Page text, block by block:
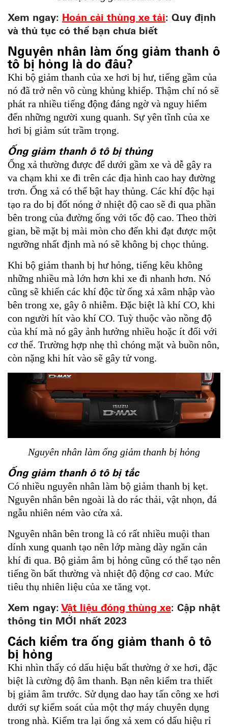
Xem ngay: Hoán cải thùng xe tải: Quy định
và thủ tục có thể bạn chưa biết
Nguyên nhân làm ống giảm thanh ô
tô bị hỏng là do đâu?
Khi bộ giảm thanh của xe hơi bị hư, tiếng gầm của
nó đã trở nên vô cùng khủng khiếp. Thậm chí nó sẽ
phát ra nhiều tiếng động đáng ngờ và nguy hiểm
đến những người xung quanh. Sự yên tĩnh của xe
hơi bị giảm sút trầm trọng.
Ống giảm thanh ô tô bị thủng
Ống xả thường được để dưới gầm xe và dễ gây ra
va chạm khi xe đi trên các địa hình cao hay đường
trơn. Ống xả có thể bật hay thủng. Các khí độc hại
tạo ra do bị đốt nóng ở nhiệt độ cao sẽ đi qua phần
bên trong của đường ống với tốc độ cao. Theo thời
gian, bề mặt bị mài mòn cho đến khi đạt được một
ngưỡng nhất định mà nó sẽ không bị chọc thủng.
Khi bộ giảm thanh bị hư hỏng, tiếng kêu không
những nhiều mà lớn hơn khi xe đi nhanh hơn. Nó
cũng sẽ khiến các khí độc từ ống xả xâm nhập vào
bên trong xe, gây ô nhiễm. Đặc biệt là khí CO, khi
con người hít vào khí CO. Tuỳ thuộc vào nồng độ
của khí mà nó gây ảnh hưởng nhiều hoặc ít đối với
cơ thể. Trường hợp nhẹ thì chóng mặt và buồn nôn,
còn nặng khi hít vào sẽ gây tử vong.
Nguyên nhân làm ống giảm thanh bị hỏng
Ống giảm thanh ô tô bị tắc
Có nhiều nguyên nhân làm bộ giảm thanh bị kẹt.
Nguyên nhân bên ngoài là do rác thải, vật nhọn, đá
ngẫu nhiên ném vào cửa xả.
Nguyên nhân bên trong là có rất nhiều muội than
dính xung quanh tạo nên lớp màng dày ngăn cản
khí đi qua. Bộ giảm âm bị hỏng cũng có thể tạo nên
tiếng ồn bất thường và nhiệt độ động cơ cao. Mức
tiêu thụ nhiên liệu của xe tăng vọt.
Xem ngay: Vật liệu đóng thùng xe: Cập nhật
thông tin MỚI nhất 2023
Cách kiểm tra ống giảm thanh ô tô
bị hỏng
Khi nhìn thấy có dấu hiệu bất thường ở xe hơi, đặc
biệt là cường độ âm thanh. Bạn nên kiểm tra thiết
bị giảm âm trước. Sử dụng dao hay tấn công xe hơi
dưới sự kiểm soát của một thợ máy chuyên dụng
trong nhà. Kiểm tra lại ống xả xem có dấu hiệu rỉ